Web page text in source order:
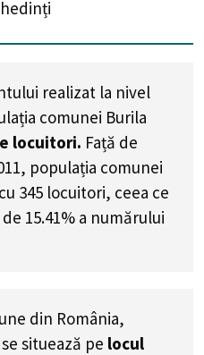
realizat la nivel
comunei Burila
locuitori. Față de
populația comunei
cu 345 locuitori, ceea ce
15.41% a numărului
din România,
se situează pe locul